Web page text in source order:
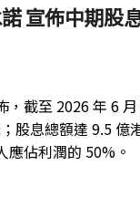
宣佈中期股
截至 2026 年 6
股息總額達 9.5 億
應佔利潤的 50%。